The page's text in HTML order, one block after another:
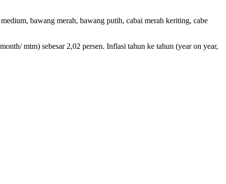
bawang merah, bawang putih, cabai merah keriting, cabe
mtm) sebesar 2,02 persen. Inflasi tahun ke tahun (year on year,